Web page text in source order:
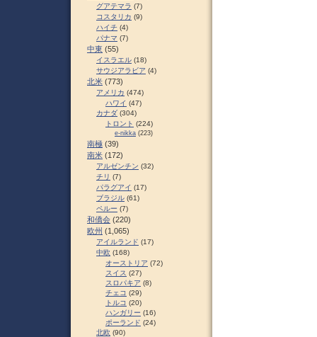
グアテマラ (7)
コスタリカ (9)
ハイチ (4)
パナマ (7)
中東 (55)
イスラエル (18)
サウジアラビア (4)
北米 (773)
アメリカ (474)
ハワイ (47)
カナダ (304)
トロント (224)
e-nikka (223)
南極 (39)
南米 (172)
アルゼンチン (32)
チリ (7)
パラグアイ (17)
ブラジル (61)
ペルー (7)
和僑会 (220)
欧州 (1,065)
アイルランド (17)
中欧 (168)
オーストリア (72)
スイス (27)
スロパキア (8)
チェコ (29)
トルコ (20)
ハンガリー (16)
ポーランド (24)
北欧 (90)